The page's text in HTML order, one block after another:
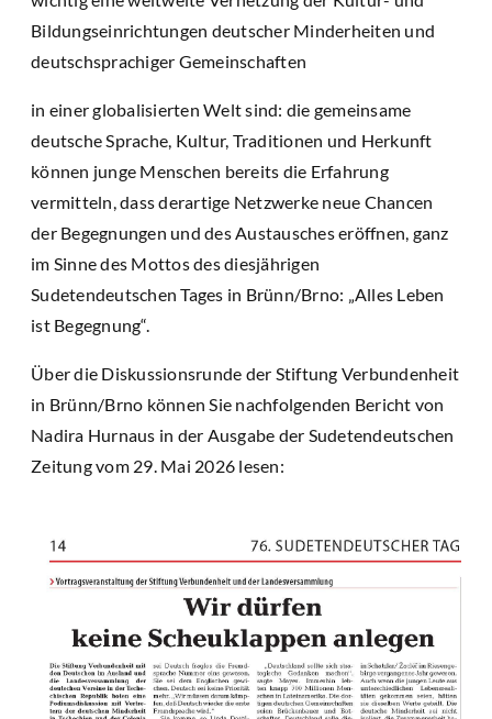
Bildungseinrichtungen deutscher Minderheiten und
deutschsprachiger Gemeinschaften
in einer globalisierten Welt sind: die gemeinsame
deutsche Sprache, Kultur, Traditionen und Herkunft
können junge Menschen bereits die Erfahrung
vermitteln, dass derartige Netzwerke neue Chancen
der Begegnungen und des Austausches eröffnen, ganz
im Sinne des Mottos des diesjährigen
Sudetendeutschen Tages in Brünn/Brno: „Alles Leben
ist Begegnung“.
Über die Diskussionsrunde der Stiftung Verbundenheit
in Brünn/Brno können Sie nachfolgenden Bericht von
Nadira Hurnaus in der Ausgabe der Sudetendeutschen
Zeitung vom 29. Mai 2026 lesen: